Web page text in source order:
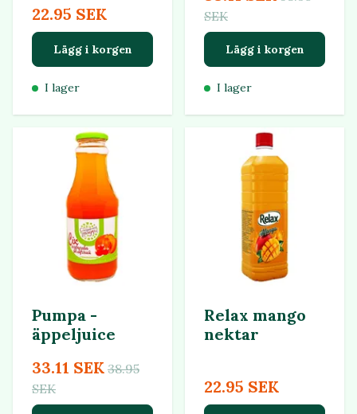
22.95 SEK
Lägg i korgen
I lager
SEK
Lägg i korgen
I lager
Pumpa -
äppeljuice
33.11 SEK 38.95
SEK
Relax mango
nektar
22.95 SEK